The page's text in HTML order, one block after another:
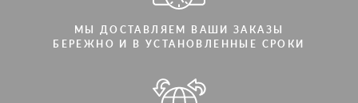
МЫ ДОСТАВЛЯЕМ ВАШИ ЗАКАЗЫ
БЕРЕЖНО И В УСТАНОВЛЕННЫЕ СРОКИ